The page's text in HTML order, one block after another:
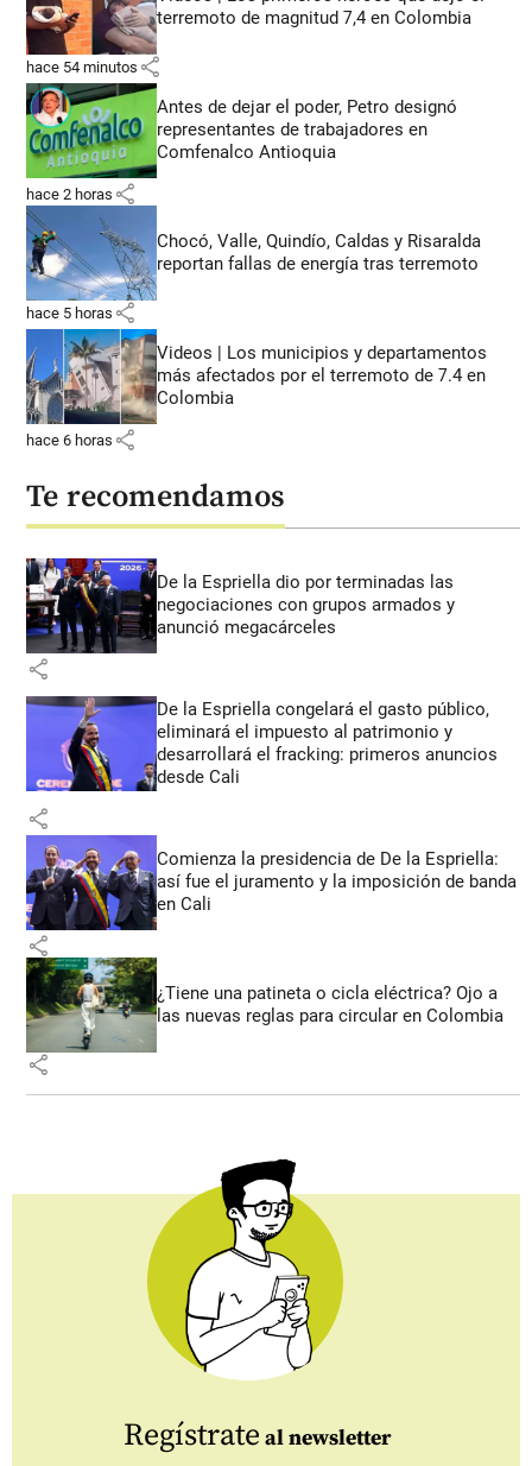
terremoto de magnitud 7,4 en Colombia
hace 54 minutos share
Antes de dejar el poder, Petro designó
representantes de trabajadores en
Comfenalco Antioquia
hace 2 horas share
Chocó, Valle, Quindío, Caldas y Risaralda
reportan fallas de energía tras terremoto
hace 5 horas share
Videos | Los municipios y departamentos
más afectados por el terremoto de 7.4 en
Colombia
hace 6 horas share
Te recomendamos
De la Espriella dio por terminadas las
negociaciones con grupos armados y
anunció megacárceles
share
De la Espriella congelará el gasto público,
eliminará el impuesto al patrimonio y
desarrollará el fracking: primeros anuncios
desde Cali
share
Comienza la presidencia de De la Espriella:
así fue el juramento y la imposición de banda
en Cali
share
¿Tiene una patineta o cicla eléctrica? Ojo a
las nuevas reglas para circular en Colombia
share
Regístrate al newsletter